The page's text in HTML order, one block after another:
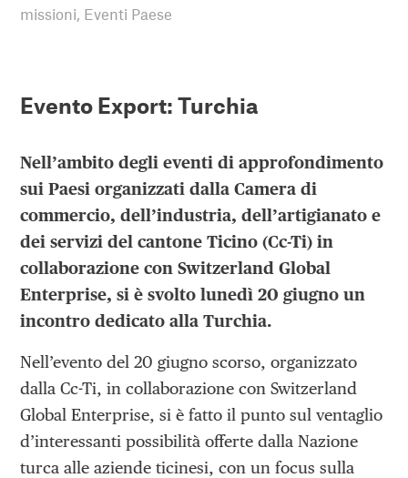
missioni, Eventi Paese
Evento Export: Turchia
Nell’ambito degli eventi di approfondimento
sui Paesi organizzati dalla Camera di
commercio, dell’industria, dell’artigianato e
dei servizi del cantone Ticino (Cc-Ti) in
collaborazione con Switzerland Global
Enterprise, si è svolto lunedì 20 giugno un
incontro dedicato alla Turchia.
Nell’evento del 20 giugno scorso, organizzato
dalla Cc-Ti, in collaborazione con Switzerland
Global Enterprise, si è fatto il punto sul ventaglio
d’interessanti possibilità offerte dalla Nazione
turca alle aziende ticinesi, con un focus sulla